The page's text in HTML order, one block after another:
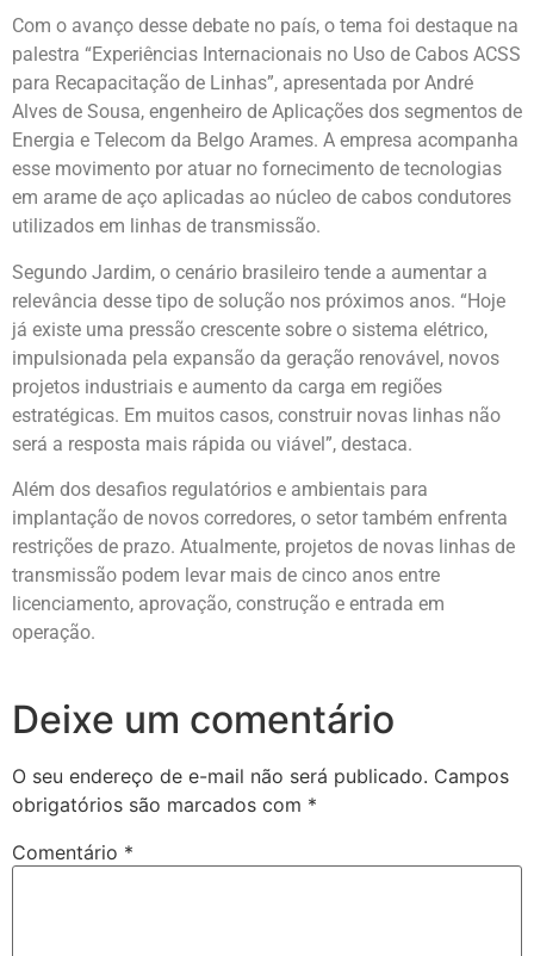
Com o avanço desse debate no país, o tema foi destaque na
palestra “Experiências Internacionais no Uso de Cabos ACSS
para Recapacitação de Linhas”, apresentada por André
Alves de Sousa, engenheiro de Aplicações dos segmentos de
Energia e Telecom da Belgo Arames. A empresa acompanha
esse movimento por atuar no fornecimento de tecnologias
em arame de aço aplicadas ao núcleo de cabos condutores
utilizados em linhas de transmissão.
Segundo Jardim, o cenário brasileiro tende a aumentar a
relevância desse tipo de solução nos próximos anos. “Hoje
já existe uma pressão crescente sobre o sistema elétrico,
impulsionada pela expansão da geração renovável, novos
projetos industriais e aumento da carga em regiões
estratégicas. Em muitos casos, construir novas linhas não
será a resposta mais rápida ou viável”, destaca.
Além dos desafios regulatórios e ambientais para
implantação de novos corredores, o setor também enfrenta
restrições de prazo. Atualmente, projetos de novas linhas de
transmissão podem levar mais de cinco anos entre
licenciamento, aprovação, construção e entrada em
operação.
Deixe um comentário
O seu endereço de e-mail não será publicado. Campos
obrigatórios são marcados com *
Comentário *